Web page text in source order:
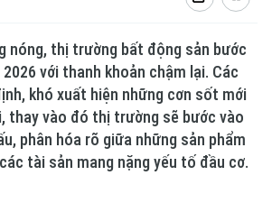
nóng, thị trường bất động sản bước
với thanh khoản chậm lại. Các
khó xuất hiện những cơn sốt mới
thay vào đó thị trường sẽ bước vào
phân hóa rõ giữa những sản phẩm
tài sản mang nặng yếu tố đầu cơ.